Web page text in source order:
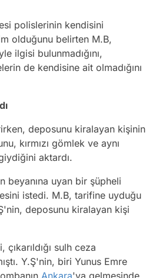
polislerinin kendisini
olduğunu belirten M.B,
ilgisi bulunmadığını,
de kendisine ait olmadığını
deposunu kiralayan kişinin
kırmızı gömlek ve aynı
aktardı.
beyanına uyan bir şüpheli
istedi. M.B, tarifine uyduğu
deposunu kiralayan kişi
sulh ceza
Y.Ş'nin, biri Yunus Emre
Ankara'ya gelmesinde